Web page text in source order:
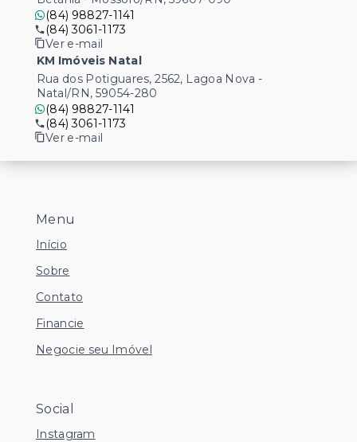
Menu
Início
Sobre
Contato
Financie
Negocie seu Imóvel
Social
Instagram
(84) 98827-1141
(84) 3061-1173
Ver e-mail
KM Imóveis Natal
Rua dos Potiguares, 2562, Lagoa Nova -
Natal/RN, 59054-280
(84) 98827-1141
(84) 3061-1173
Ver e-mail